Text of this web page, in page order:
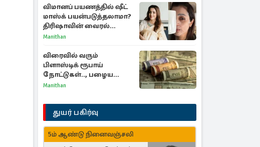
விமானப் பயணத்தில் ஷீட்
மாஸ்க் பயன்படுத்தலாமா?
திரிஷாவின் வைரல்
செல்ஃபிக்கு மருத்துவர்
Manithan
விரைவில் வரும்
பிளாஸ்டிக் ரூபாய்
நோட்டுகள்.., பழைய
காகித நோட்டுகள்
Manithan
துயர் பகிர்வு
5ம் ஆண்டு நினைவஞ்சலி